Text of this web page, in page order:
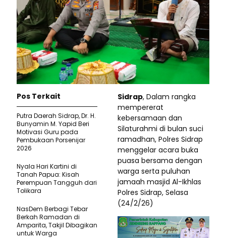
Sidrap, Dalam rangka
mempererat
kebersamaan dan
Silaturahmi di bulan suci
ramadhan, Polres Sidrap
menggelar acara buka
puasa bersama dengan
warga serta puluhan
jamaah masjid Al-Ikhlas
Polres Sidrap, Selasa
(24/2/26)
Pos Terkait
Putra Daerah Sidrap, Dr. H.
Bunyamin M. Yapid Beri
Motivasi Guru pada
Pembukaan Porsenijar
2026
Nyala Hari Kartini di
Tanah Papua: Kisah
Perempuan Tangguh dari
Tolikara
NasDem Berbagi Tebar
Berkah Ramadan di
Amparita, Takjil Dibagikan
untuk Warga